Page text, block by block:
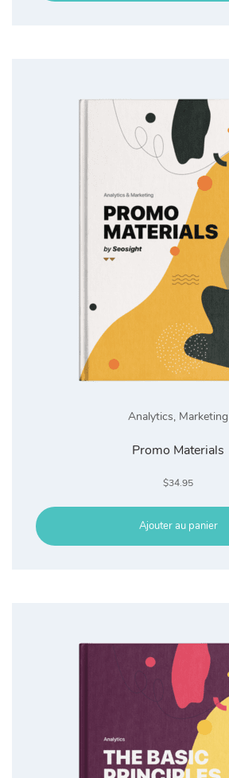
Analytics, Marketing
Promo Materials
$34.95
Ajouter au panier